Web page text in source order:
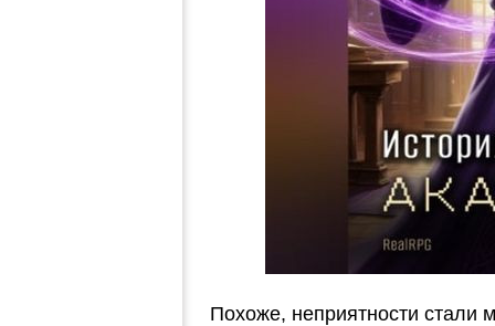
Похоже, неприятности стали